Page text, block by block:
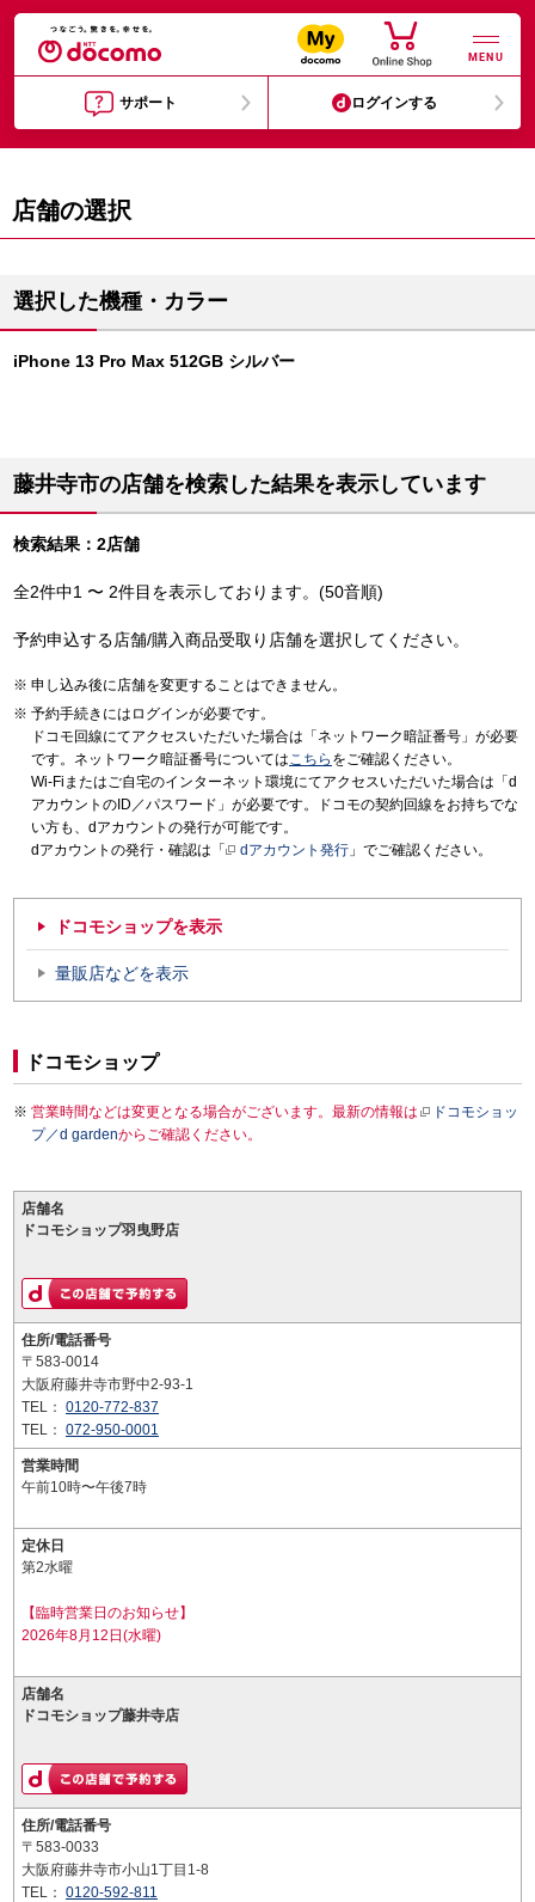
MENU
サポート ログインする
店舗の選択
選択した機種・カラー
iPhone 13 Pro Max 512GB シルバー
藤井寺市の店舗を検索した結果を表示しています
検索結果：2店舗
全2件中1 〜 2件目を表示しております。(50音順)
予約申込する店舗/購入商品受取り店舗を選択してください。
申し込み後に店舗を変更することはできません。
予約手続きにはログインが必要です。
ドコモ回線にてアクセスいただいた場合は「ネットワーク暗証番号」が必要
です。ネットワーク暗証番号についてはこちら をご確認ください。
Wi-Fiまたはご自宅のインターネット環境にてアクセスいただいた場合は「d
アカウントのID／パスワード」が必要です。ドコモの契約回線をお持ちでな
い方も、dアカウントの発行が可能です。
dアカウントの発行・確認は「
dアカウント発行 」でご確認ください。
ドコモショップを表示
量販店などを表示
ドコモショップ
営業時間などは変更となる場合がございます。最新の情報は
ドコモショッ
プ／d gardenからご確認ください。
店舗名
ドコモショップ羽曳野店
住所/電話番号
〒583-0014
大阪府藤井寺市野中2-93-1
TEL： 0120-772-837
TEL： 072-950-0001
営業時間
午前10時〜午後7時
定休日
第2水曜
【臨時営業日のお知らせ】
2026年8月12日(水曜)
店舗名
ドコモショップ藤井寺店
住所/電話番号
〒583-0033
大阪府藤井寺市小山1丁目1-8
TEL： 0120-592-811